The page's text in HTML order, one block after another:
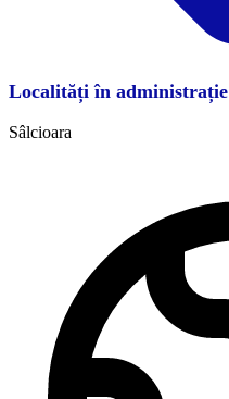
Localități în administrație
Sâlcioara